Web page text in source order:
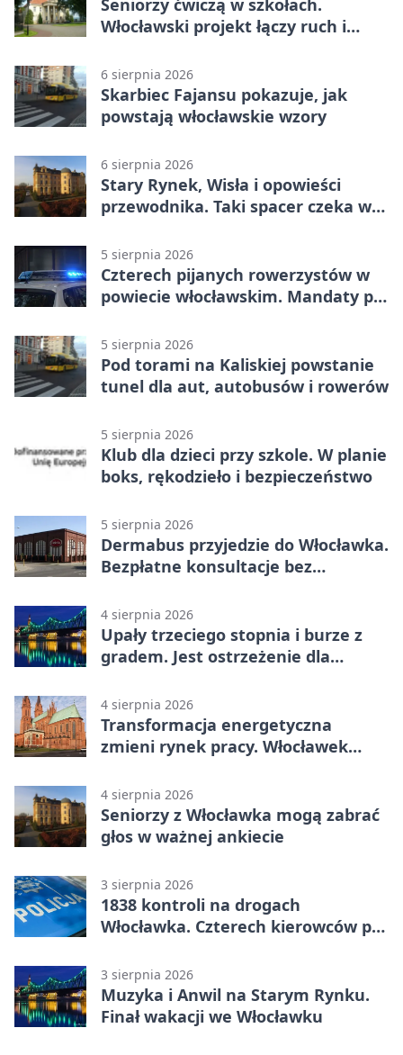
Seniorzy ćwiczą w szkołach.
Włocławski projekt łączy ruch i
6 sierpnia 2026
Skarbiec Fajansu pokazuje, jak
powstają włocławskie wzory
6 sierpnia 2026
Stary Rynek, Wisła i opowieści
przewodnika. Taki spacer czeka we
5 sierpnia 2026
Czterech pijanych rowerzystów w
powiecie włocławskim. Mandaty po
5 sierpnia 2026
Pod torami na Kaliskiej powstanie
tunel dla aut, autobusów i rowerów
5 sierpnia 2026
Klub dla dzieci przy szkole. W planie
boks, rękodzieło i bezpieczeństwo
5 sierpnia 2026
Dermabus przyjedzie do Włocławka.
Bezpłatne konsultacje bez
4 sierpnia 2026
Upały trzeciego stopnia i burze z
gradem. Jest ostrzeżenie dla
4 sierpnia 2026
Transformacja energetyczna
zmieni rynek pracy. Włocławek
4 sierpnia 2026
Seniorzy z Włocławka mogą zabrać
głos w ważnej ankiecie
3 sierpnia 2026
1838 kontroli na drogach
Włocławka. Czterech kierowców po
3 sierpnia 2026
Muzyka i Anwil na Starym Rynku.
Finał wakacji we Włocławku